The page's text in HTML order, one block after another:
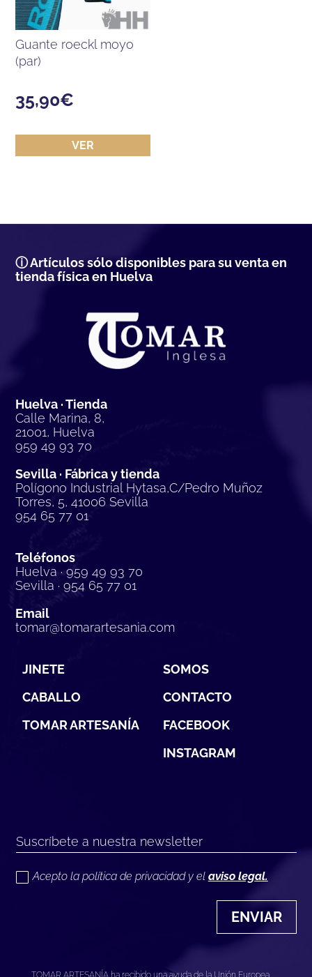
guante roeckl moyo
(par)
35,90€
VER
ⓘ Artículos sólo disponibles para su venta en
tienda física en Huelva
Huelva · Tienda
Calle Marina, 8,
21001, Huelva
959 49 93 70
Sevilla · Fábrica y tienda
Polígono Industrial Hytasa,C/Pedro Muñoz
Torres, 5, 41006 Sevilla
954 65 77 01
Teléfonos
Huelva · 959 49 93 70
Sevilla · 954 65 77 01
Email
tomar@tomarartesania.com
JINETE
CABALLO
TOMAR ARTESANÍA
SOMOS
CONTACTO
FACEBOOK
INSTAGRAM
Acepto la política de privacidad y el aviso legal.
ENVIAR
TOMAR ARTESANÍA ha recibido una ayuda de la Unión Europea